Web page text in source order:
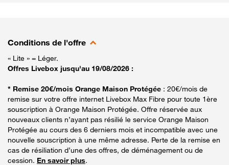
Conditions de l'offre
« Lite » = Léger.
Offres Livebox jusqu'au 19/08/2026 :
* Remise 20€/mois Orange Maison Protégée : 20€/mois de
remise sur votre offre internet Livebox Max Fibre pour toute 1ère
souscription à Orange Maison Protégée. Offre réservée aux
nouveaux clients n’ayant pas résilié le service Orange Maison
Protégée au cours des 6 derniers mois et incompatible avec une
nouvelle souscription à une même adresse. Perte de la remise en
cas de résiliation d’une des offres, de déménagement ou de
cession. En savoir plus.